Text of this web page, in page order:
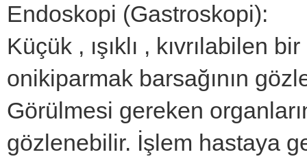
Endoskopi (Gastroskopi):
Küçük , ışıklı , kıvrılabilen
onikiparmak barsağının
Görülmesi gereken
gözlenebilir. İşlem hastaya